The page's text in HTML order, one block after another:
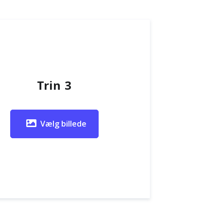
Trin 3
Vælg billede